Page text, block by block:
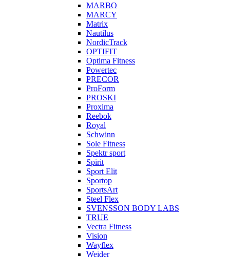
MARBO
MARCY
Matrix
Nautilus
NordicTrack
OPTIFIT
Optima Fitness
Powertec
PRECOR
ProForm
PROSKI
Proxima
Reebok
Royal
Schwinn
Sole Fitness
Spektr sport
Spirit
Sport Elit
Sportop
SportsArt
Steel Flex
SVENSSON BODY LABS
TRUE
Vectra Fitness
Vision
Wayflex
Weider